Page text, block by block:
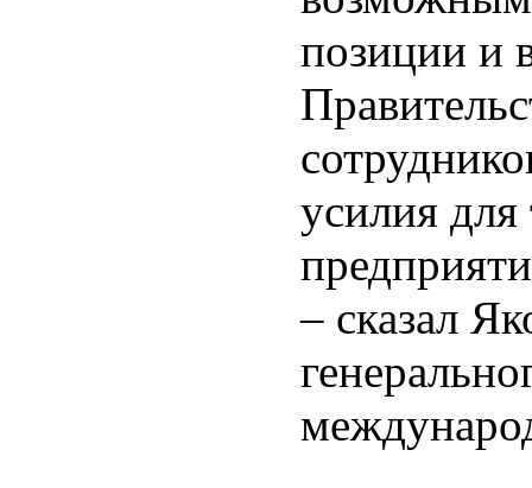
позиции и
усилия для
– сказал